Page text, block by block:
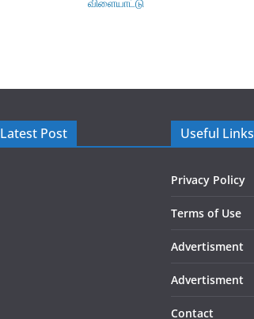
Latest Post Useful Links
Privacy Policy
Terms of Use
Advertisment
Advertisment
Contact